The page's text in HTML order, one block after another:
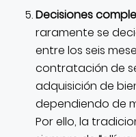
Decisiones
raramente se
entre los seis
contratación de
adquisición de
dependiendo de
Por ello, la